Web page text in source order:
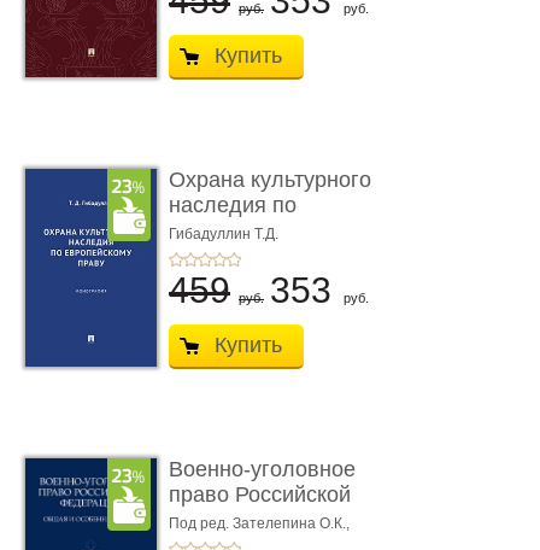
руб. руб.
Купить
Охрана культурного
наследия по
европейскому п ...
Гибадуллин Т.Д.
459 руб. 353 руб.
Купить
Военно-уголовное
право Российской
Федерации. � ...
Под ред. Зателепина О.К.,
Шарапова С.Н.